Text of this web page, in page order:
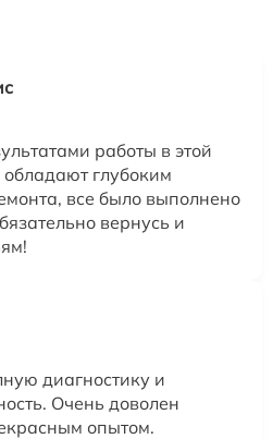
работы в этой
глубоким
все было выполнено
вернусь и
диагностику и
Очень доволен
опытом.